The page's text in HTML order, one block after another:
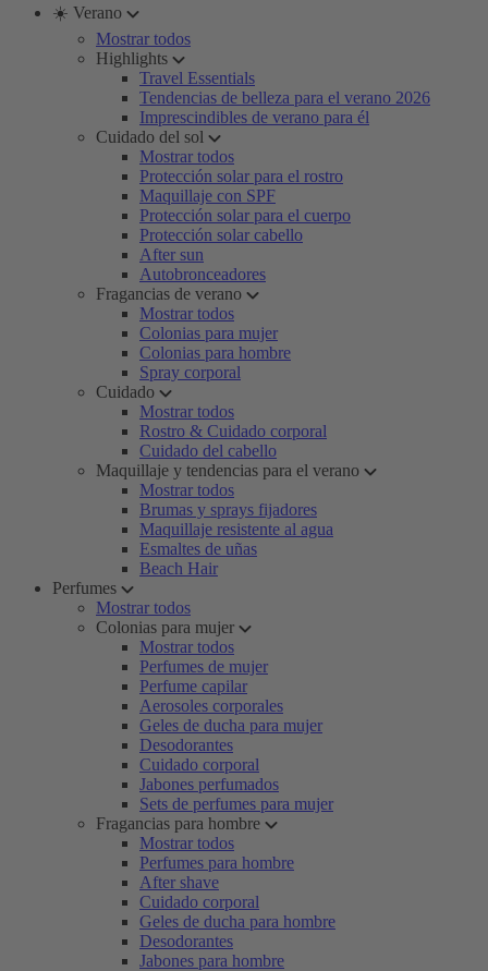
☀️ Verano
Mostrar todos
Highlights
Travel Essentials
Tendencias de belleza para el verano 2026
Imprescindibles de verano para él
Cuidado del sol
Mostrar todos
Protección solar para el rostro
Maquillaje con SPF
Protección solar para el cuerpo
Protección solar cabello
After sun
Autobronceadores
Fragancias de verano
Mostrar todos
Colonias para mujer
Colonias para hombre
Spray corporal
Cuidado
Mostrar todos
Rostro & Cuidado corporal
Cuidado del cabello
Maquillaje y tendencias para el verano
Mostrar todos
Brumas y sprays fijadores
Maquillaje resistente al agua
Esmaltes de uñas
Beach Hair
Perfumes
Mostrar todos
Colonias para mujer
Mostrar todos
Perfumes de mujer
Perfume capilar
Aerosoles corporales
Geles de ducha para mujer
Desodorantes
Cuidado corporal
Jabones perfumados
Sets de perfumes para mujer
Fragancias para hombre
Mostrar todos
Perfumes para hombre
After shave
Cuidado corporal
Geles de ducha para hombre
Desodorantes
Jabones para hombre